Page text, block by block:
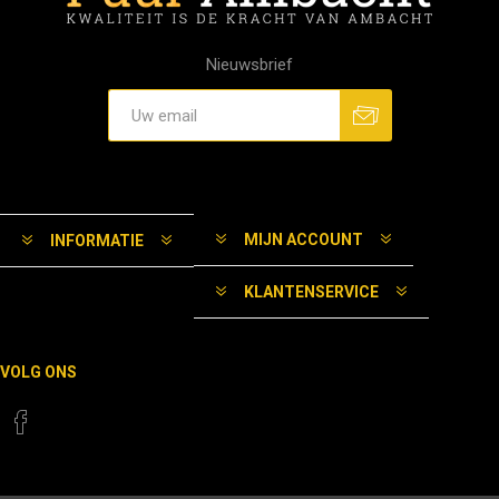
Nieuwsbrief
INFORMATIE MIJN ACCOUNT
KLANTENSERVICE
VOLG ONS